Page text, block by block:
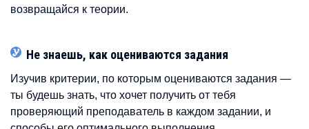
возвращайся к теории.
Не знаешь, как оцениваются задания
Изучив критерии, по которым оцениваются задания —
ты будешь знать, что хочет получить от тебя
проверяющий преподаватель в каждом задании, и